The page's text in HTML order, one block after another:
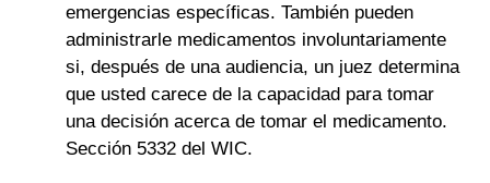
emergencias específicas. También pueden
administrarle medicamentos involuntariamente
si, después de una audiencia, un juez determina
que usted carece de la capacidad para tomar
una decisión acerca de tomar el medicamento.
Sección 5332 del WIC.